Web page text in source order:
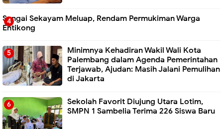
Sungai Sekayam Meluap, Rendam Permukiman Warga
Entikong
Minimnya Kehadiran Wakil Wali Kota
Palembang dalam Agenda Pemerintahan
Terjawab, Ajudan: Masih Jalani Pemulihan
di Jakarta
Sekolah Favorit Diujung Utara Lotim,
SMPN 1 Sambelia Terima 226 Siswa Baru ‎